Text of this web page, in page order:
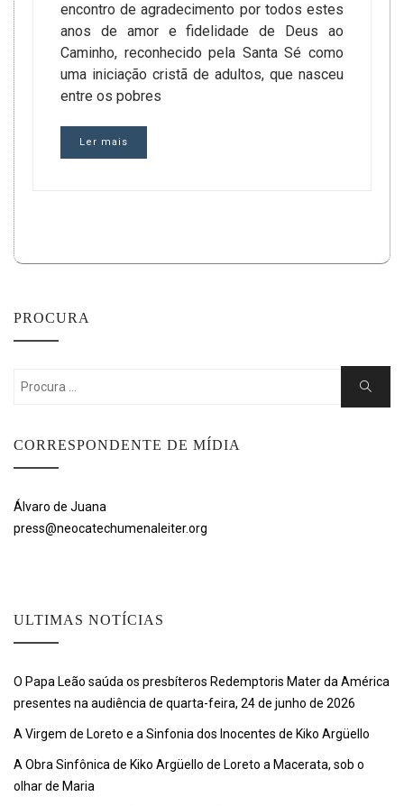
encontro de agradecimento por todos estes
anos de amor e fidelidade de Deus ao
Caminho, reconhecido pela Santa Sé como
uma iniciação cristã de adultos, que nasceu
entre os pobres
Ler mais
PROCURA
Search
Search
CORRESPONDENTE DE MÍDIA
Álvaro de Juana
press@neocatechumenaleiter.org
ULTIMAS NOTÍCIAS
O Papa Leão saúda os presbíteros Redemptoris Mater da América
presentes na audiência de quarta-feira, 24 de junho de 2026
A Virgem de Loreto e a Sinfonia dos Inocentes de Kiko Argüello
A Obra Sinfônica de Kiko Argüello de Loreto a Macerata, sob o
olhar de Maria